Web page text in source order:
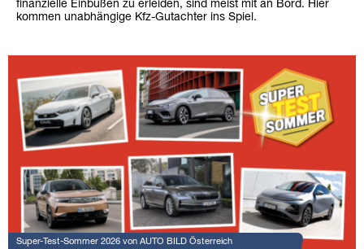
finanzielle Einbußen zu erleiden, sind meist mit an Bord. Hier
kommen unabhängige Kfz-Gutachter ins Spiel.
Super-Test-Sommer 2026 von AUTO BILD Österreich